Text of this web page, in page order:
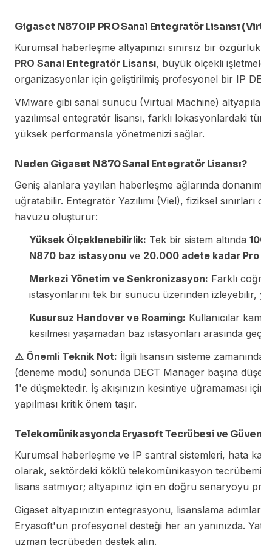
Gigaset N870 IP PRO Sanal Entegratör Lisansı
Kurumsal haberleşme altyapınızı sınırsız bir
PRO Sanal Entegratör Lisansı, büyük ölçekli
organizasyonlar için geliştirilmiş profesyonel bir IP
VMware gibi sanal sunucu (Virtual Machine)
yazılımsal entegratör lisansı, farklı lokasyonlardaki
yüksek performansla yönetmenizi sağlar.
Neden Gigaset N870 Sanal Entegratör Lisansı?
Geniş alanlara yayılan haberleşme ağlarında
uğratabilir. Entegratör Yazılımı (Viel), fiziksel
havuzu oluşturur:
Yüksek Ölçeklenebilirlik: Tek bir sistem altında
N870 baz istasyonu ve 20.000 adete kadar Pro
Merkezi Yönetim ve Senkronizasyon: Farklı
istasyonlarını tek bir sunucu üzerinden izleyebilir,
Kusursuz Handover ve Roaming: Kullanıcılar
kesilmesi yaşamadan baz istasyonları arasında
⚠️ Önemli Teknik Not: İlgili lisansın sisteme
(deneme modu) sonunda DECT Manager başına
1'e düşmektedir. İş akışınızın kesintiye
yapılması kritik önem taşır.
Telekomünikasyonda Eryasoft Tecrübesi ve
Kurumsal haberleşme ve IP santral sistemleri, hata
olarak, sektördeki köklü telekomünikasyon
lisans satmıyor; altyapınız için en doğru senaryoyu
Gigaset altyapınızın entegrasyonu, lisanslama
Eryasoft'un profesyonel desteği her an yanınızda.
uzman tecrübeden destek alın.